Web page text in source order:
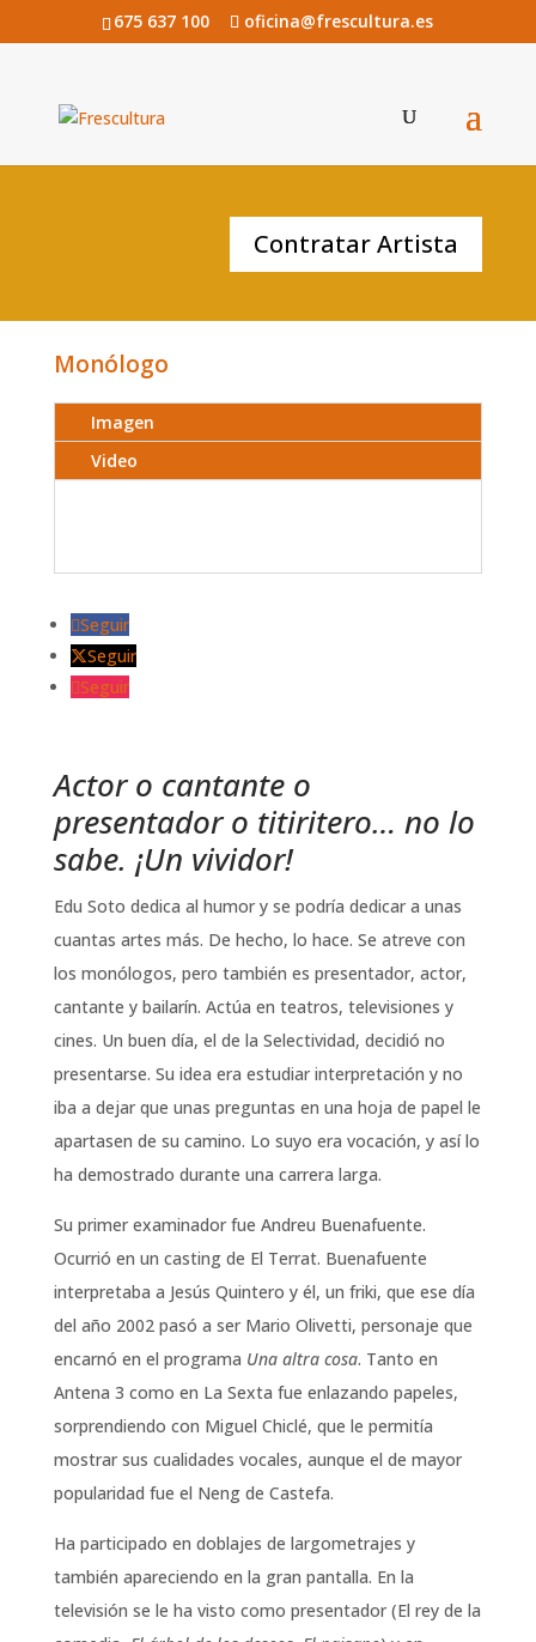
675 637 100 oficina@frescultura.es
Contratar Artista
Monólogo
Imagen
Video
Seguir
Seguir
Seguir
Actor o cantante o
presentador o titiritero… no lo
sabe. ¡Un vividor!
Edu Soto dedica al humor y se podría dedicar a unas
cuantas artes más. De hecho, lo hace. Se atreve con
los monólogos, pero también es presentador, actor,
cantante y bailarín. Actúa en teatros, televisiones y
cines. Un buen día, el de la Selectividad, decidió no
presentarse. Su idea era estudiar interpretación y no
iba a dejar que unas preguntas en una hoja de papel le
apartasen de su camino. Lo suyo era vocación, y así lo
ha demostrado durante una carrera larga.
Su primer examinador fue Andreu Buenafuente.
Ocurrió en un casting de El Terrat. Buenafuente
interpretaba a Jesús Quintero y él, un friki, que ese día
del año 2002 pasó a ser Mario Olivetti, personaje que
encarnó en el programa Una altra cosa. Tanto en
Antena 3 como en La Sexta fue enlazando papeles,
sorprendiendo con Miguel Chiclé, que le permitía
mostrar sus cualidades vocales, aunque el de mayor
popularidad fue el Neng de Castefa.
Ha participado en doblajes de largometrajes y
también apareciendo en la gran pantalla. En la
televisión se le ha visto como presentador (El rey de la